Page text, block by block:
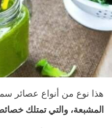
هذا نوع من أنواع عصائر
المشبعة، والتي تمتلك